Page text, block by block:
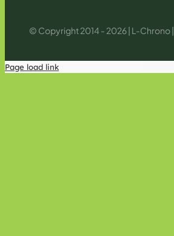
© Copyright 2014 - 2026 | L-Chrono |
Page load link